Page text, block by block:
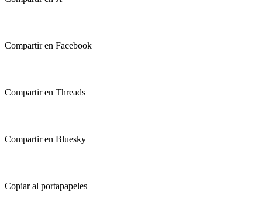
Compartir en Facebook
Compartir en Threads
Compartir en Bluesky
Copiar al portapapeles